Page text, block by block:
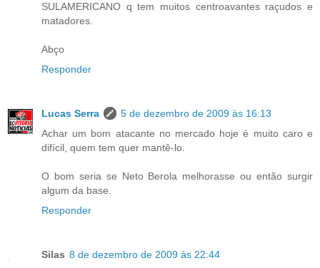
SULAMERICANO q tem muitos centroavantes raçudos e
matadores.
Abço
Responder
Lucas Serra
5 de dezembro de 2009 às 16:13
Achar um bom atacante no mercado hoje é muito caro e
difícil, quem tem quer mantê-lo.
O bom seria se Neto Berola melhorasse ou então surgir
algum da base.
Responder
Silas 8 de dezembro de 2009 às 22:44